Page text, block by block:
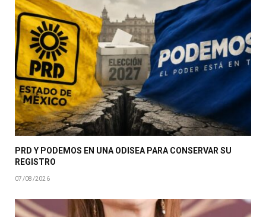
PRD Y PODEMOS EN UNA ODISEA PARA CONSERVAR SU
REGISTRO
07/08/2026